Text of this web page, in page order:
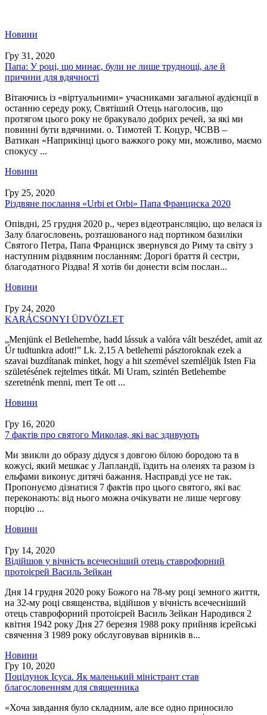
Новини
Гру 31, 2020
Папа: У році, що минає, були не лише труднощі, але й
причини для вдячності
Вітаючись із «віртуальними» учасниками загальної аудієнції в
останню середу року, Святіший Отець наголосив, що
протягом цього року не бракувало добрих речей, за які ми
повинні бути вдячними. о. Тимотей Т. Коцур, ЧСВВ –
Ватикан «Наприкінці цього важкого року ми, можливо, маємо
спокусу ...
Новини
Гру 25, 2020
Різдвяне послання «Urbi et Orbi» Папа Франциска 2020
Опівдні, 25 грудня 2020 р., через відеотрансляцію, що велася із
Залу благословень, розташованого над портиком базиліки
Святого Петра, Папа Франциск звернувся до Риму та світу з
наступним різдвяним посланням: Дорогі браття й сестри,
благодатного Різдва! Я хотів би донести всім послан...
Новини
Гру 24, 2020
KARÁCSONYI ÜDVÖZLET
„Menjünk el Betlehembe, hadd lássuk a valóra vált beszédet, amit az
Úr tudtunkra adott!” Lk. 2,15 A betlehemi pásztoroknak ezek a
szavai buzdítanak minket, hogy a hit szemével szemléljük Isten Fia
születésének rejtelmes titkát. Mi Uram, szintén Betlehembe
szeretnénk menni, mert Te ott ...
Новини
Гру 16, 2020
7 фактів про святого Миколая, які вас здивують
Ми звикли до образу дідуся з довгою білою бородою та в
кожусі, який мешкає у Лапландії, їздить на оленях та разом із
ельфами виконує дитячі бажання. Насправді усе не так.
Пропонуємо дізнатися 7 фактів про цього святого, які вас
переконають: від нього можна очікувати не лише чергову
порцію ...
Новини
Гру 14, 2020
Відійшов у вічність всечесніший отець ставрофорний
протоієрей Василь Зейкан
Дня 14 грудня 2020 року Божого на 78-му році земного життя,
на 32-му році священства, відійшов у вічність всечесніший
отець ставрофорний протоієрей Василь Зейкан Народився 2
квітня 1942 року Дня 27 березня 1988 року прийняв ієрейські
свячення З 1989 року обслуговував вірників в...
Новини
Гру 10, 2020
Поцілунок Іcуса. Як маленький міністрант став
благословенням для священника
«Хоча завдання було складним, але все одно приносило